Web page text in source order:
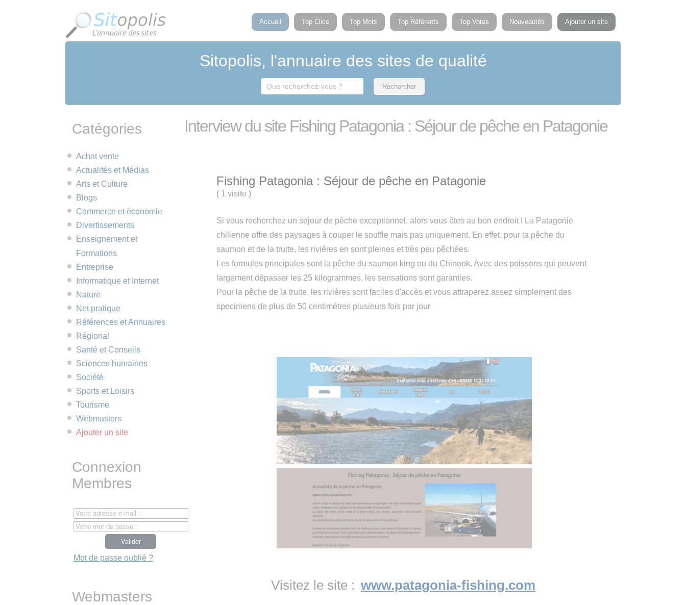
Accueil Top Clics Top Mots Top Référents Top Votes Nouveautés Ajouter un site
Sitopolis, l'annuaire des sites de qualité
Interview du site Fishing Patagonia : Séjour de pêche en Patagonie
Fishing Patagonia : Séjour de pêche en Patagonie
( 1 visite)
Si vous recherchez un séjour de pêche exceptionnel, alors vous êtes au bon endroit ! La Patagonie
chilienne offre des paysages à couper le souffle mais pas uniquement. En effet, pour la pêche du
saumon et de la truite, les rivières en sont pleines et très peu pêchées.
Les formules principales sont la pêche du saumon king ou du Chinook. Avec des poissons qui peuvent
largement dépasser les 25 kilogrammes, les sensations sont garanties.
Pour la pêche de la truite, les rivières sont faciles d'accès et vous attraperez assez simplement des
specimens de plus de 50 centimètres plusieurs fois par jour
Visitez le site : www.patagonia-fishing.com
Catégories
Achat vente
Actualités et Médias
Arts et Culture
Blogs
Commerce et économie
Divertissements
Enseignement et
Formations
Entreprise
Informatique et Internet
Nature
Net pratique
Références et Annuaires
Régional
Santé et Conseils
Sciences humaines
Société
Sports et Loisirs
Tourisme
Webmasters
Ajouter un site
Connexion
Membres
Mot de passe oublié ?
Webmasters